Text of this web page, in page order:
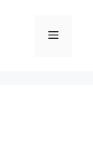
Меню